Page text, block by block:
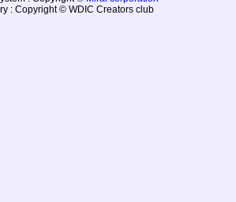
: Copyright © WDIC Creators club